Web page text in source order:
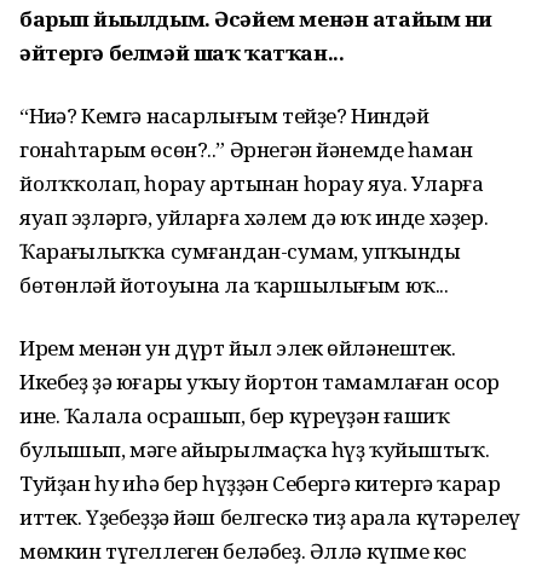
барып йығылдым. Әсәйем менән атайым ни
әйтергә белмәй шаҡ ҡатҡан...
“Ниңә? Кемгә насарлығым тейҙе? Ниндәй
гонаһтарым өсөн?..” Әрнегән йәнемде һаман
йолҡҡолап, һорау артынан һорау яуа. Уларға
яуап эҙләргә, уйларға хәлем дә юҡ инде хәҙер.
Ҡараңғылыҡҡа сумғандан-сумам, упҡындың
бөтөнләй йотоуына ла ҡаршылығым юҡ...
Ирем менән ун дүрт йыл элек өйләнештек.
Икебеҙ ҙә юғары уҡыу йортон тамамлаған осор
ине. Ҡалала осрашып, бер күреүҙән ғашиҡ
булышып, мәңге айырылмаҫҡа һүҙ ҡуйыштыҡ.
Туйҙан һуң иһә бер һүҙҙән Себергә китергә ҡарар
иттек. Үҙебеҙҙә йәш белгескә тиҙ арала күтәрелеү
мөмкин түгеллеген беләбеҙ. Әллә күпме көс